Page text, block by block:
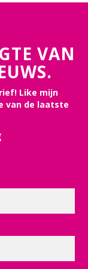
VAN
Like mijn
van de laatste